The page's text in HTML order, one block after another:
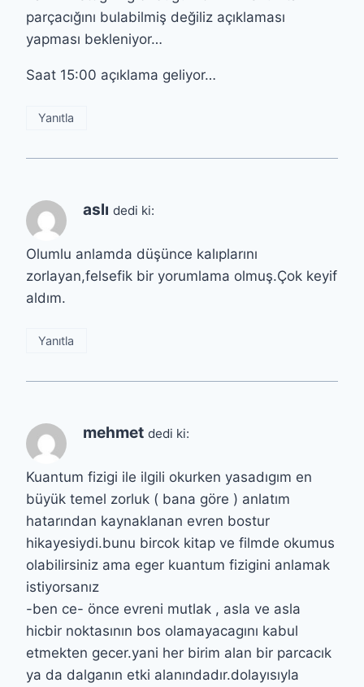
parçacığını bulabilmiş değiliz açıklaması
yapması bekleniyor…
Saat 15:00 açıklama geliyor…
Yanıtla
aslı dedi ki:
Olumlu anlamda düşünce kalıplarını
zorlayan,felsefik bir yorumlama olmuş.Çok keyif
aldım.
Yanıtla
mehmet dedi ki:
Kuantum fizigi ile ilgili okurken yasadıgım en
büyük temel zorluk ( bana göre ) anlatım
hatarından kaynaklanan evren bostur
hikayesiydi.bunu bircok kitap ve filmde okumus
olabilirsiniz ama eger kuantum fizigini anlamak
istiyorsanız
-ben ce- önce evreni mutlak , asla ve asla
hicbir noktasının bos olamayacagını kabul
etmekten gecer.yani her birim alan bir parcacık
ya da dalganın etki alanındadır.dolayısıyla